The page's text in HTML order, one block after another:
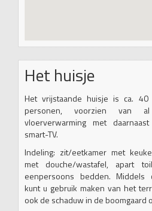
Het huisje
Het vrijstaande huisje is ca.
personen, voorzien van
vloerverwarming met
smart-TV.
Indeling: zit/eetkamer met
met douche/wastafel, apart
eenpersoons bedden. Middels
kunt u gebruik maken van het
ook de schaduw in de boomgaard